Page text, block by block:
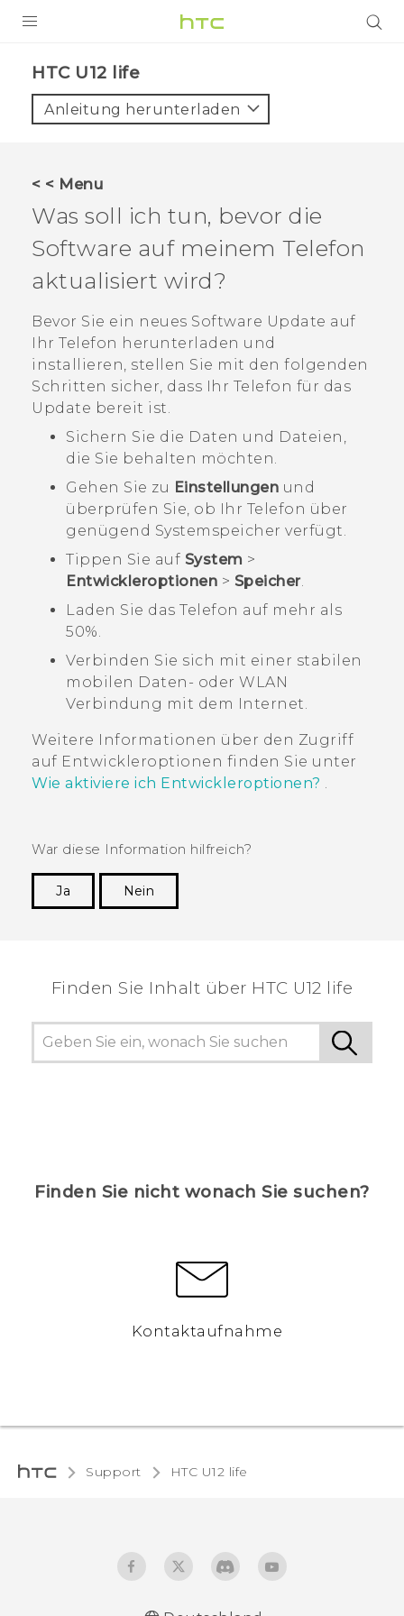
VIVE
VIVERSE
UNTERSTÜTZUNG
HTC-Geräte und Zubehör
Anmelden
HTC U12 life‎
Anleitung herunterladen
< < Menu
Was soll ich tun, bevor die
Software auf meinem Telefon
aktualisiert wird?
Bevor Sie ein neues Software Update auf
Ihr Telefon herunterladen und
installieren, stellen Sie mit den folgenden
Schritten sicher, dass Ihr Telefon für das
Update bereit ist.
Sichern Sie die Daten und Dateien,
die Sie behalten möchten.
Gehen Sie zu Einstellungen und
überprüfen Sie, ob Ihr Telefon über
genügend Systemspeicher verfügt.
Tippen Sie auf System >
Entwickleroptionen > Speicher.
Laden Sie das Telefon auf mehr als
50%.
Verbinden Sie sich mit einer stabilen
mobilen Daten- oder WLAN
Verbindung mit dem Internet.
Weitere Informationen über den Zugriff
auf Entwickleroptionen finden Sie unter
Wie aktiviere ich Entwickleroptionen? .
War diese Information hilfreich?
Ja
Nein
Finden Sie Inhalt über‎ HTC U12 life
Finden Sie nicht wonach Sie suchen?
Kontaktaufnahme
Support HTC U12 life‎